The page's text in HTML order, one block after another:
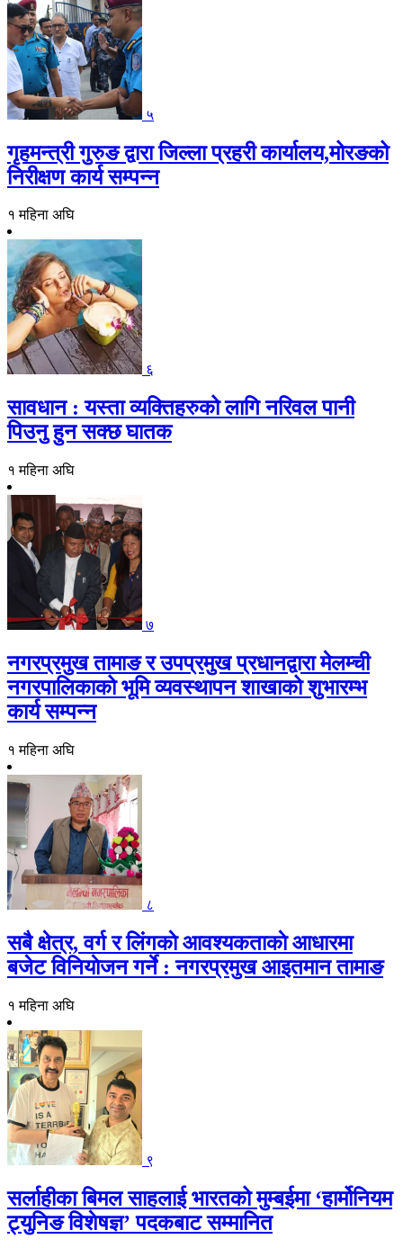
५
गृहमन्त्री गुरुङ द्वारा जिल्ला प्रहरी कार्यालय,मोरङको
निरीक्षण कार्य सम्पन्न
१ महिना अघि
६
सावधान : यस्ता व्यक्तिहरुको लागि नरिवल पानी
पिउनु हुन सक्छ घातक
१ महिना अघि
७
नगरप्रमुख तामाङ र उपप्रमुख प्रधानद्वारा मेलम्ची
नगरपालिकाको भूमि व्यवस्थापन शाखाको शुभारम्भ
कार्य सम्पन्न
१ महिना अघि
८
सबै क्षेत्र, वर्ग र लिंगकाे आवश्यकताकाे आधारमा
बजेट विनियाेजन गर्ने : नगरप्रमुख आइतमान तामाङ
१ महिना अघि
९
सर्लाहीका बिमल साहलाई भारतको मुम्बईमा ‘हार्मोनियम
ट्युनिङ विशेषज्ञ’ पदकबाट सम्मानित